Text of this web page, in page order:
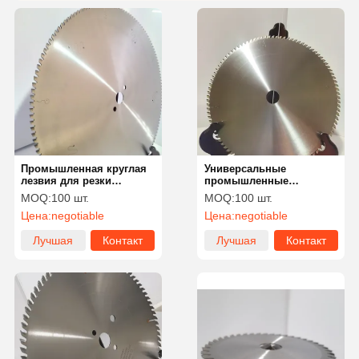
Универсальные
промышленные
круговые пиловые
лезвия с отверстием 25,4
мм или 30 мм
MOQ:100 шт.
Цена:negotiable
Лучшая
Контакт
Промышленная круглая
лезвия для резки
металла / древесины
MOQ:100 шт.
Цена:negotiable
Лучшая
Контакт